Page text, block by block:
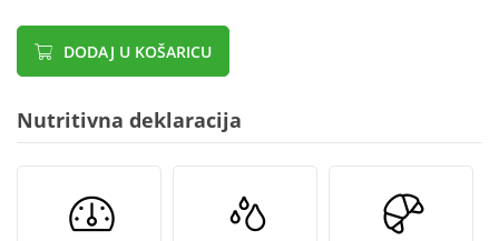
DODAJ U KOŠARICU
Nutritivna deklaracija